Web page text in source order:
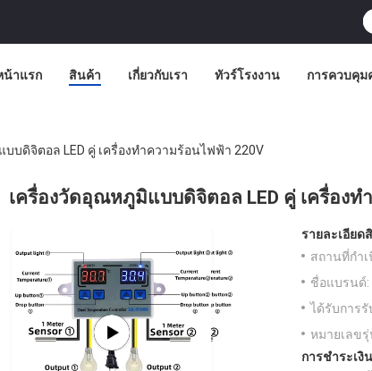
น้าแรก สินค้า เกี่ยวกับเรา ทัวร์โรงงาน การควบคุ
บดิจิตอล LED คู่ เครื่องทำความร้อนไฟฟ้า 220V
เครื่องวัดอุณหภูมิแบบดิจิตอล LED คู่ เครื่อง
รายละเอียด
สถานที่กำเ
ชื่อแบรนด์:
ได้รับการรั
หมายเลขรุ่
การชำระเงิ